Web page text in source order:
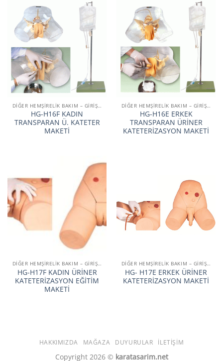
DİĞER HEMŞİRELİK BAKIM – GİRİŞİM SİMÜLATÖRLERİ
HG-H16F KADIN
TRANSPARAN Ü. KATETER
MAKETİ
DİĞER HEMŞİRELİK BAKIM – GİRİŞİM SİMÜLATÖRLERİ
HG-H16E ERKEK
TRANSPARAN ÜRİNER
KATETERİZASYON MAKETİ
DİĞER HEMŞİRELİK BAKIM – GİRİŞİM SİMÜLATÖRLERİ
HG-H17F KADIN ÜRİNER
KATETERİZASYON EĞİTİM
MAKETİ
DİĞER HEMŞİRELİK BAKIM – GİRİŞİM SİMÜLATÖRLERİ
HG- H17E ERKEK ÜRİNER
KATETERİZASYON MAKETİ
HAKKIMIZDA MAĞAZA DUYURULAR İLETIŞIM
Copyright 2026 © karatasarim.net